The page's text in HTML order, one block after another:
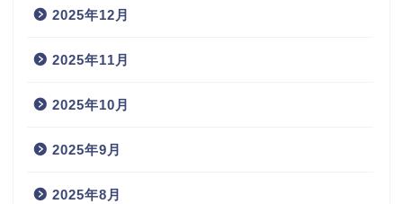
2025年12月
2025年11月
2025年10月
2025年9月
2025年8月